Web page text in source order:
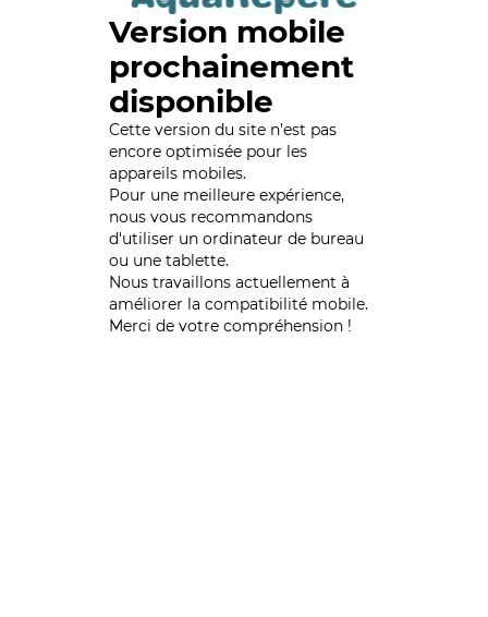
Version mobile
prochainement
disponible
Cette version du site n’est pas
encore optimisée pour les
appareils mobiles.
Pour une meilleure expérience,
nous vous recommandons
d'utiliser un ordinateur de bureau
ou une tablette.
Nous travaillons actuellement à
améliorer la compatibilité mobile.
Merci de votre compréhension !